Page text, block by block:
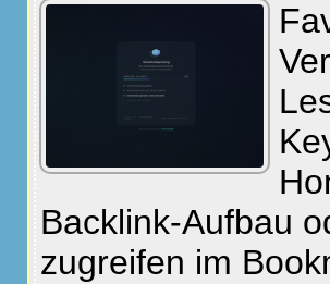
Backlink-Aufbau
zugreifen im